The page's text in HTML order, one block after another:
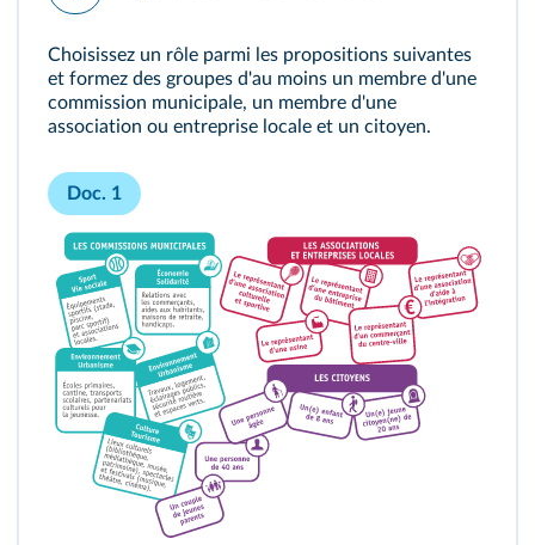
Choisissez un rôle parmi les propositions suivantes
et formez des groupes d'au moins un membre d'une
commission municipale, un membre d'une
association ou entreprise locale et un citoyen.
Doc. 1